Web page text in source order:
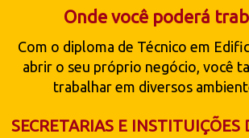
Onde você poderá
Com o diploma de Técnico em
abrir o seu próprio negócio, você
trabalhar em diversos
SECRETARIAS E INSTITUIÇÕES